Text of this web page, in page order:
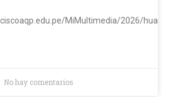
MiMultimedia/2026/
No hay comentarios